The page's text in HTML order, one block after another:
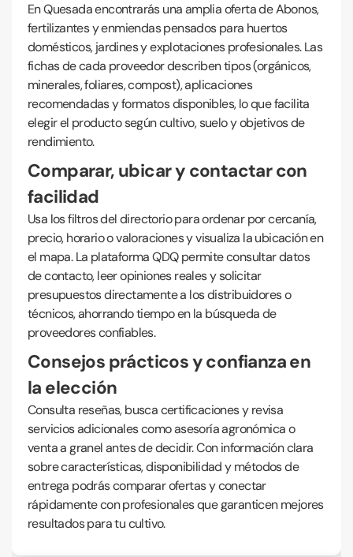
En Quesada encontrarás una amplia oferta de Abonos,
fertilizantes y enmiendas pensados para huertos
domésticos, jardines y explotaciones profesionales. Las
fichas de cada proveedor describen tipos (orgánicos,
minerales, foliares, compost), aplicaciones
recomendadas y formatos disponibles, lo que facilita
elegir el producto según cultivo, suelo y objetivos de
rendimiento.
Comparar, ubicar y contactar con
facilidad
Usa los filtros del directorio para ordenar por cercanía,
precio, horario o valoraciones y visualiza la ubicación en
el mapa. La plataforma QDQ permite consultar datos
de contacto, leer opiniones reales y solicitar
presupuestos directamente a los distribuidores o
técnicos, ahorrando tiempo en la búsqueda de
proveedores confiables.
Consejos prácticos y confianza en
la elección
Consulta reseñas, busca certificaciones y revisa
servicios adicionales como asesoría agronómica o
venta a granel antes de decidir. Con información clara
sobre características, disponibilidad y métodos de
entrega podrás comparar ofertas y conectar
rápidamente con profesionales que garanticen mejores
resultados para tu cultivo.